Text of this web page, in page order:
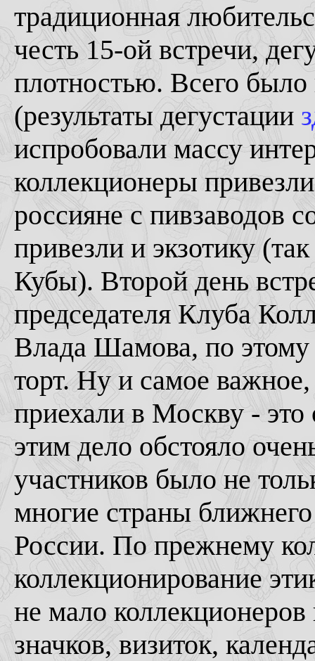
традиционная
честь 15-ой встречи,
плотностью. Всего было
(результаты дегустации
испробовали массу
коллекционеры
россияне с пивзаводов
привезли и экзотику
Кубы). Второй день
председателя Клуба
Влада Шамова, по
торт. Ну и самое
приехали в Москву -
этим дело обстояло
участников было не
многие страны
России. По прежнему
коллекционирование
не мало
значков, визиток,